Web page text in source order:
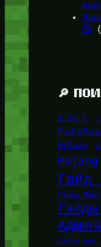
🚰
🔎
1.16.5
HyTale
Mojang
Гайд
Гайды
Гайды для